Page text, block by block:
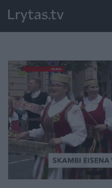
Paremkite Ukrainą